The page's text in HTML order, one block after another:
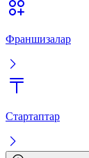
Франшизалар
Стартаптар